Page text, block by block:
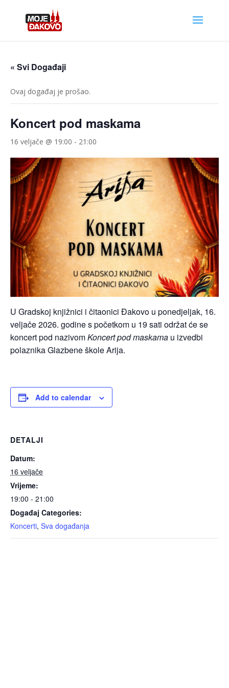
« Svi Događaji
Ovaj događaj je prošao.
Koncert pod maskama
16 veljače @ 19:00 - 21:00
U Gradskoj knjižnici i čitaonici Đakovo u ponedjeljak, 16.
veljače 2026. godine s početkom u 19 sati održat će se
koncert pod nazivomKoncert pod maskama u izvedbi
polaznika Glazbene škole Arija.
Add to calendar
DETALJI
Datum:
16 veljače
Vrijeme:
19:00 - 21:00
Događaj Categories:
Koncerti, Sva događanja